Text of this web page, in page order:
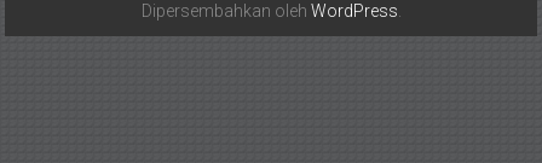
Dipersembahkan oleh WordPress.